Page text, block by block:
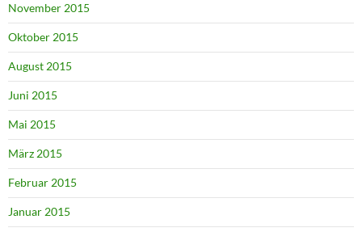
November 2015
Oktober 2015
August 2015
Juni 2015
Mai 2015
März 2015
Februar 2015
Januar 2015